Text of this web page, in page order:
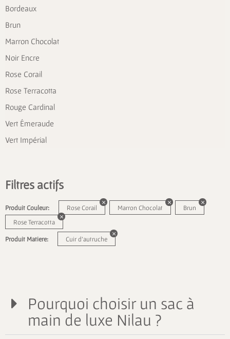
Bordeaux
Brun
Marron Chocolat
Noir Encre
Rose Corail
Rose Terracotta
Rouge Cardinal
Vert Émeraude
Vert Impérial
Filtres actifs
Produit Couleur: Rose Corail Marron Chocolat
Brun
Rose Terracotta
Produit Matiere: Cuir d'autruche
Pourquoi choisir un sac à
main de luxe Nilau ?